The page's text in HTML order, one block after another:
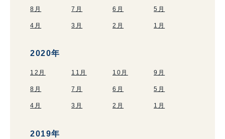
8月 7月 6月 5月
4月 3月 2月 1月
2020年
12月 11月 10月 9月
8月 7月 6月 5月
4月 3月 2月 1月
2019年